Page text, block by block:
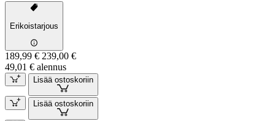
Erikoistarjous
189,99 € 239,00 €
49,01 € alennus
Lisää ostoskoriin
Lisää ostoskoriin